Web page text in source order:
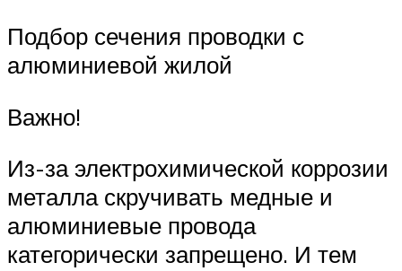
Подбор сечения проводки с
алюминиевой жилой
Важно!
Из-за электрохимической коррозии
металла скручивать медные и
алюминиевые провода
категорически запрещено. И тем